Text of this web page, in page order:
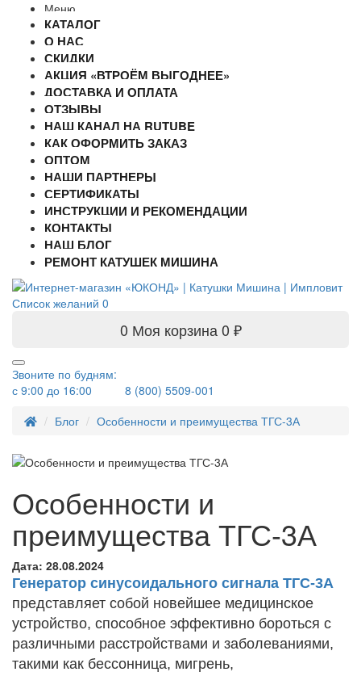
Меню
КАТАЛОГ
О НАС
СКИДКИ
АКЦИЯ «ВТРОЁМ ВЫГОДНЕЕ»
ДОСТАВКА И ОПЛАТА
ОТЗЫВЫ
НАШ КАНАЛ НА RUTUBE
КАК ОФОРМИТЬ ЗАКАЗ
ОПТОМ
НАШИ ПАРТНЕРЫ
СЕРТИФИКАТЫ
ИНСТРУКЦИИ И РЕКОМЕНДАЦИИ
КОНТАКТЫ
НАШ БЛОГ
РЕМОНТ КАТУШЕК МИШИНА
Список желаний 0
0 Моя корзина 0 ₽
Звоните по будням:
с 9:00 до 16:00
8 (800) 5509-001
Блог
Особенности и преимущества ТГС-3А
Особенности и
преимущества ТГС-3А
Дата: 28.08.2024
Генератор синусоидального сигнала ТГС-3А
представляет собой новейшее медицинское
устройство, способное эффективно бороться с
различными расстройствами и заболеваниями,
такими как бессонница, мигрень,